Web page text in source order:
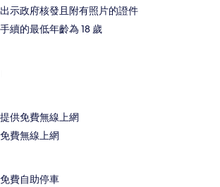
示政府核發且附有照片的證件
續的最低年齡為 18 歲
供免費無線上網
費無線上網
費自助停車